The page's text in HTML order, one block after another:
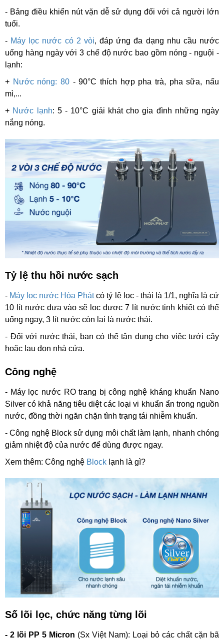
- Bảng điều khiển nút vặn dễ sử dụng đối với cả người lớn
tuổi.
- Máy lọc nước có 2 vòi, đáp ứng đa dạng nhu cầu nước
uống hàng ngày với 3 chế độ nước bao gồm nóng - nguội -
lạnh:
+ Nước nóng: 80 - 90°C thích hợp pha trà, pha sữa, nấu
mì,...
+ Nước lạnh: 5 - 10°C giải khát cho gia đình những ngày
nắng nóng.
Tỷ lệ thu hồi nước sạch
- Máy lọc nước Hòa Phátcó tỷ lệ lọc - thải là 1/1, nghĩa là cứ
10 lít nước đưa vào sẽ lọc được 7 lít nước tinh khiết có thể
uống ngay, 3 lít nước còn lại là nước thải.
- Đối với nước thải, bạn có thể tận dụng cho việc tưới cây
hoặc lau dọn nhà cửa.
Công nghệ
- Máy lọc nước RO trang bị công nghệ kháng khuẩn Nano
Silver có khả năng tiêu diệt các loại vi khuẩn ẩn trong nguồn
nước, đồng thời ngăn chặn tình trạng tái nhiễm khuẩn.
- Công nghệ Block sử dụng môi chất làm lạnh, nhanh chóng
giảm nhiệt độ của nước để dùng được ngay.
Xem thêm: Công nghệ Block lạnh là gì?
Số lõi lọc, chức năng từng lõi
- 2 lõi PP 5 Micron (Sx Việt Nam): Loại bỏ các chất cặn bã